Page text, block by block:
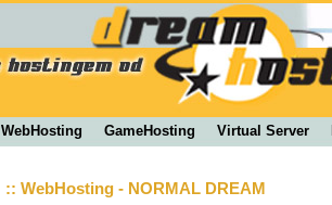
:: WebHosting - NORMAL DREAM
WebHosting GameHosting Virtual Server